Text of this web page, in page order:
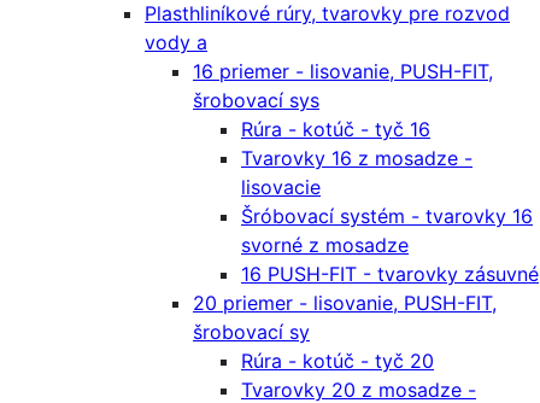
Plasthliníkové rúry, tvarovky pre rozvod
vody a
16 priemer - lisovanie, PUSH-FIT,
šrobovací sys
Rúra - kotúč - tyč 16
Tvarovky 16 z mosadze -
lisovacie
Šróbovací systém - tvarovky 16
svorné z mosadze
16 PUSH-FIT - tvarovky zásuvné
20 priemer - lisovanie, PUSH-FIT,
šrobovací sy
Rúra - kotúč - tyč 20
Tvarovky 20 z mosadze -